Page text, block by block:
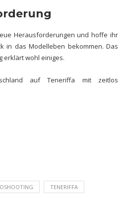
Herausforderungen und hoffe ihr
in das Modelleben bekommen. Das
erklärt wohl einiges.
TENERIFFA